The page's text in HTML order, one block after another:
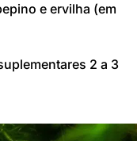
e ervilha (em
2 a 3